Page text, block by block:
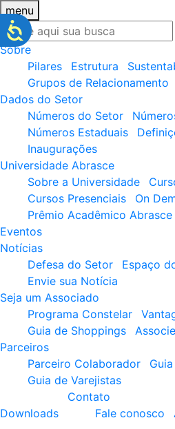
menu
Sobre
Pilares
Estrutura
Grupos de Relacionamento
Dados do Setor
Números do Setor
Números Estaduais
Inaugurações
Universidade Abrasce
Sobre a Universidade
Cursos Presenciais
On
Prêmio Acadêmico Abrasce
Eventos
Notícias
Defesa do Setor
Espaço
Envie sua Notícia
Seja um Associado
Programa Constelar
Guia de Shoppings
Parceiros
Parceiro Colaborador
Guia de Varejistas
Downloads
Contato
Fale conosco